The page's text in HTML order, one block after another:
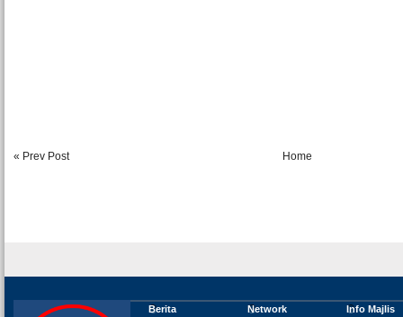
« Prev Post Home
Berita
Network
Info Majlis